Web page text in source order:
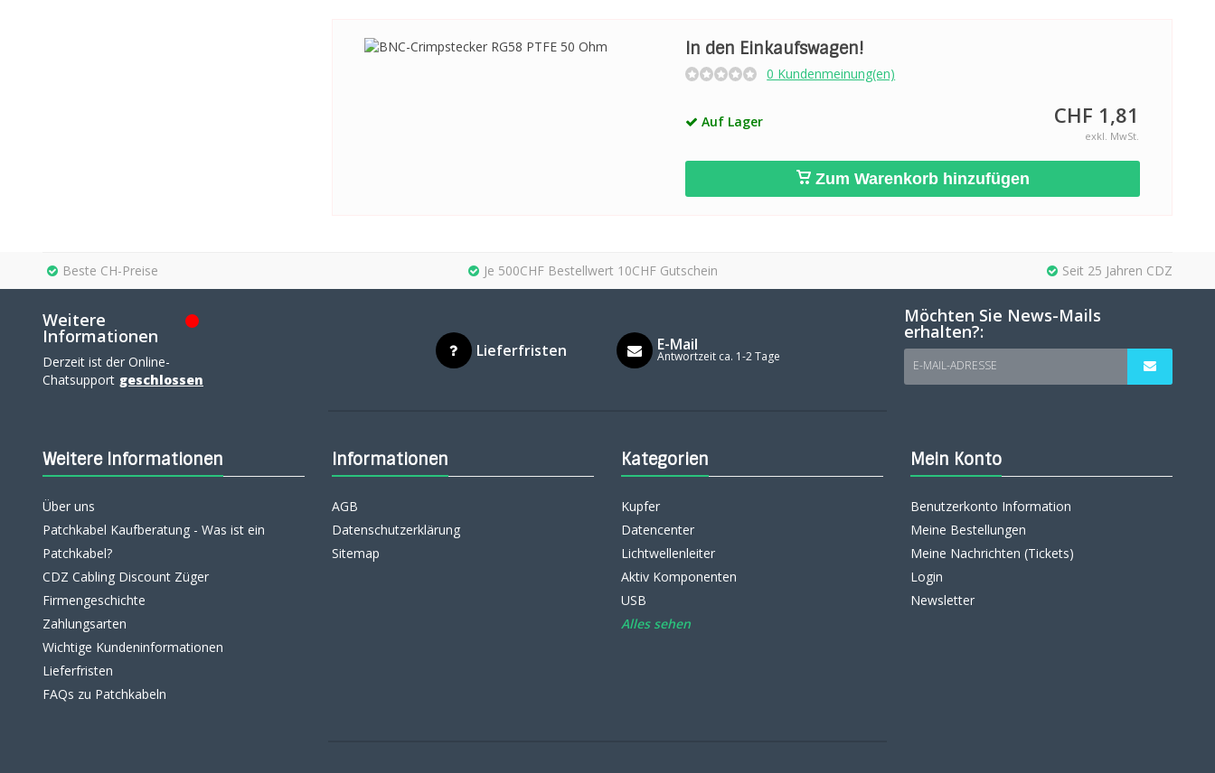
In den Einkaufswagen!
0 Kundenmeinung(en)
Auf Lager CHF 1,81
exkl. MwSt.
Zum Warenkorb hinzufügen
Beste CH-Preise Je 500CHF Bestellwert 10CHF Gutschein Seit 25 Jahren CDZ
Weitere
Informationen
Derzeit ist der Online-
Chatsupport geschlossen
Lieferfristen E-Mail
Antwortzeit ca. 1-2 Tage
Möchten Sie News-Mails
erhalten?:
E-MAIL-ADRESSE
Weitere Informationen
Über uns
Patchkabel Kaufberatung - Was ist ein
Patchkabel?
CDZ Cabling Discount Züger
Firmengeschichte
Zahlungsarten
Wichtige Kundeninformationen
Lieferfristen
FAQs zu Patchkabeln
Informationen
AGB
Datenschutzerklärung
Sitemap
Kategorien
Kupfer
Datencenter
Lichtwellenleiter
Aktiv Komponenten
USB
Alles sehen
Mein Konto
Benutzerkonto Information
Meine Bestellungen
Meine Nachrichten (Tickets)
Login
Newsletter